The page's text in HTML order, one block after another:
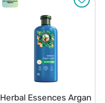
Herbal Essences Argan